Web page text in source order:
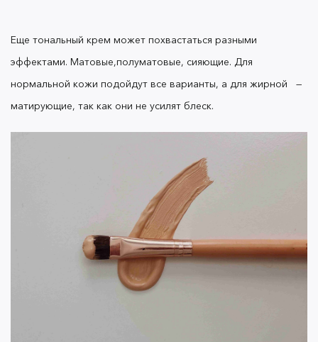
Томат, Розмарин, Майоран, Чабрец устраняют
жирный блеск, сужают поры и выравнивают
тон кожи
дает легкий эффект
подтяжки лица, если в его состав входит
Аденозин. Он способствует выработке
природного коллагена, который отвечает за
упругость и молодость кожи.
, его оттенки и способ
Еще тональный крем может похвастаться разными
эффектами. Матовые,полуматовые, сияющие. Для
нормальной кожи подойдут все варианты, а для жирной
—
матирующие, так как они не усилят блеск.